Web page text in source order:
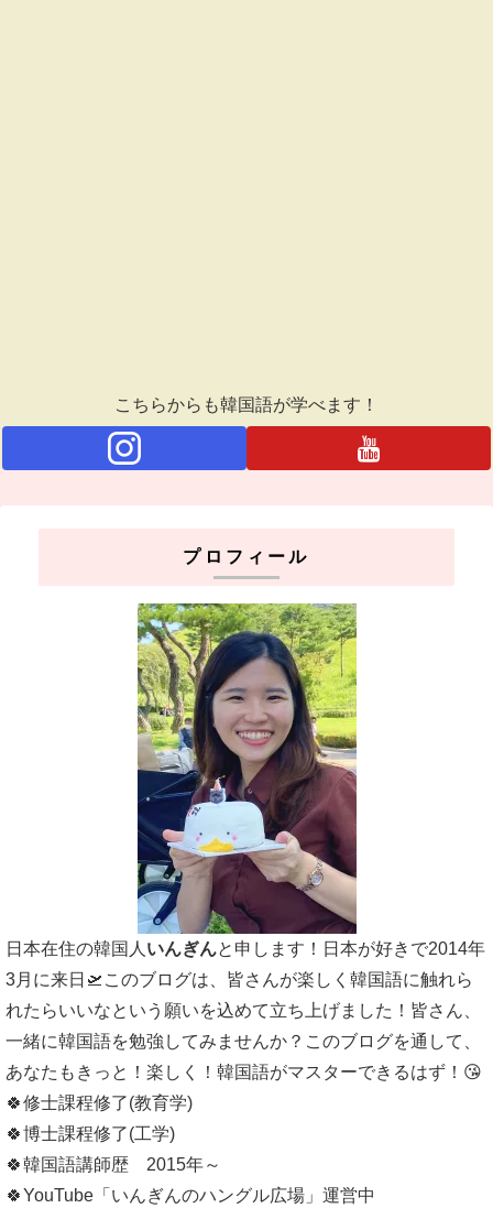
こちらからも韓国語が学べます！
プロフィール
日本在住の韓国人 いんぎんと申します！日本が好きで2014年
3月に来日🛫このブログは、皆さんが楽しく韓国語に触れら
れたらいいなという願いを込めて立ち上げました！皆さん、
一緒に韓国語を勉強してみませんか？このブログを通して、
あなたもきっと！楽しく！韓国語がマスターできるはず！😘
🍀修士課程修了(教育学)
🍀博士課程修了(工学)
🍀韓国語講師歴 2015年～
🍀YouTube「いんぎんのハングル広場」運営中